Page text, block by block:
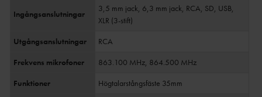
Ingångsanslutningar
3,5 mm jack, 6,3 mm jack, RCA, SD, USB,
XLR (3-stift)
Utgångsanslutningar
RCA
Frekvens mikrofoner
863.100 MHz, 864.500 MHz
Funktioner
Högtalarstångsfäste 35mm